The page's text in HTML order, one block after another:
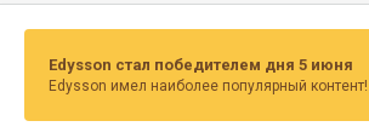
Edysson стал победителем дня 5 июня
Edysson имел наиболее популярный контент!